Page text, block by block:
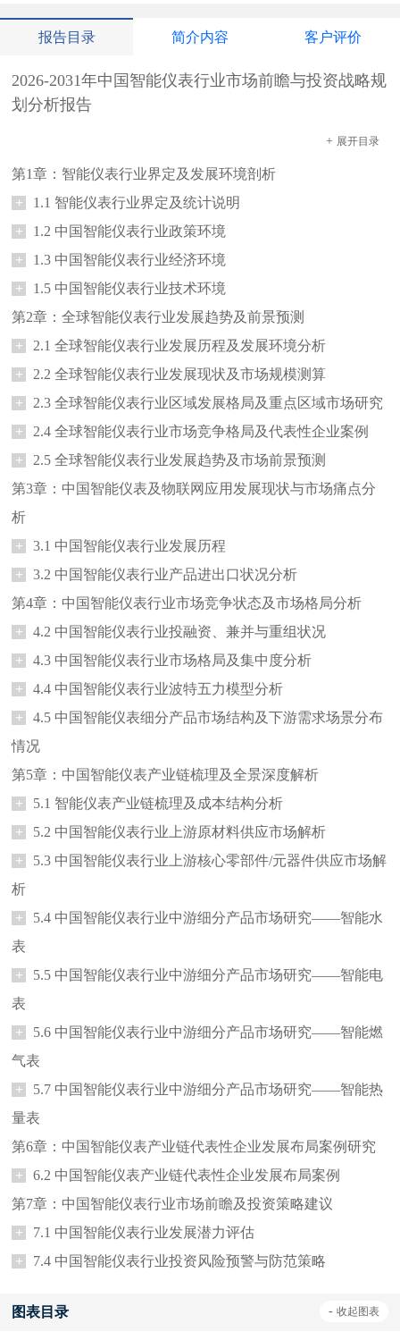
报告目录 简介内容 客户评价
2026-2031年中国智能仪表行业市场前瞻与投资战略规
划分析报告
+ 展开目录
第1章：智能仪表行业界定及发展环境剖析
+
1.1 智能仪表行业界定及统计说明
+
1.2 中国智能仪表行业政策环境
+
1.3 中国智能仪表行业经济环境
+
1.5 中国智能仪表行业技术环境
第2章：全球智能仪表行业发展趋势及前景预测
+
2.1 全球智能仪表行业发展历程及发展环境分析
+
2.2 全球智能仪表行业发展现状及市场规模测算
+
2.3 全球智能仪表行业区域发展格局及重点区域市场研究
+
2.4 全球智能仪表行业市场竞争格局及代表性企业案例
+
2.5 全球智能仪表行业发展趋势及市场前景预测
第3章：中国智能仪表及物联网应用发展现状与市场痛点分
析
+
3.1 中国智能仪表行业发展历程
+
3.2 中国智能仪表行业产品进出口状况分析
第4章：中国智能仪表行业市场竞争状态及市场格局分析
+
4.2 中国智能仪表行业投融资、兼并与重组状况
+
4.3 中国智能仪表行业市场格局及集中度分析
+
4.4 中国智能仪表行业波特五力模型分析
+
4.5 中国智能仪表细分产品市场结构及下游需求场景分布
情况
第5章：中国智能仪表产业链梳理及全景深度解析
+
5.1 智能仪表产业链梳理及成本结构分析
+
5.2 中国智能仪表行业上游原材料供应市场解析
+
5.3 中国智能仪表行业上游核心零部件/元器件供应市场解
析
+
5.4 中国智能仪表行业中游细分产品市场研究——智能水
表
+
5.5 中国智能仪表行业中游细分产品市场研究——智能电
表
+
5.6 中国智能仪表行业中游细分产品市场研究——智能燃
气表
+
5.7 中国智能仪表行业中游细分产品市场研究——智能热
量表
第6章：中国智能仪表产业链代表性企业发展布局案例研究
+
6.2 中国智能仪表产业链代表性企业发展布局案例
第7章：中国智能仪表行业市场前瞻及投资策略建议
+
7.1 中国智能仪表行业发展潜力评估
+
7.4 中国智能仪表行业投资风险预警与防范策略
图表目录 - 收起图表